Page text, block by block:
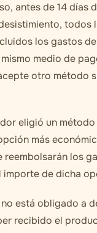
antes de 14 días
todos
los gastos
medio de
otro método
eligió un
más
reembolsarán los
importe de dicha
está obligado a
recibido el